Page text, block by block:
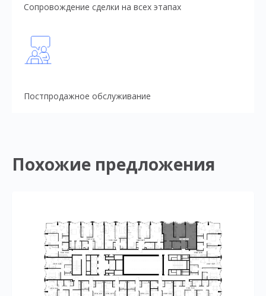
Сопровождение сделки на всех этапах
Постпродажное обслуживание
Похожие предложения